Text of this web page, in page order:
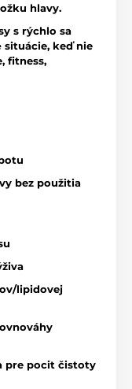
hlavy.
s rýchlo sa
situácie, keď nie
fitness,
bez použitia
lipidovej
pre pocit čistoty